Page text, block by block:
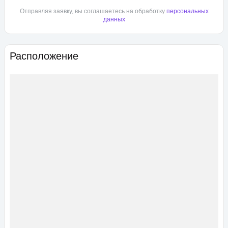
Расположение
Отправляя заявку, вы соглашаетесь на обработку персональных
данных